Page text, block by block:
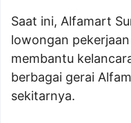
Saat ini, Alfamart
lowongan
membantu
berbagai gerai
sekitarnya.